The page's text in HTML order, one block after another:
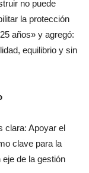
no puede
la protección
años» y agregó:
equilibrio y sin
clara: Apoyar el
clave para la
de la gestión